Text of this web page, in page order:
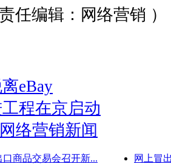
责任编辑：网络营销 ）
eBay
程在京启动
网络营销新闻
口商品交易会召开新...
网上冒